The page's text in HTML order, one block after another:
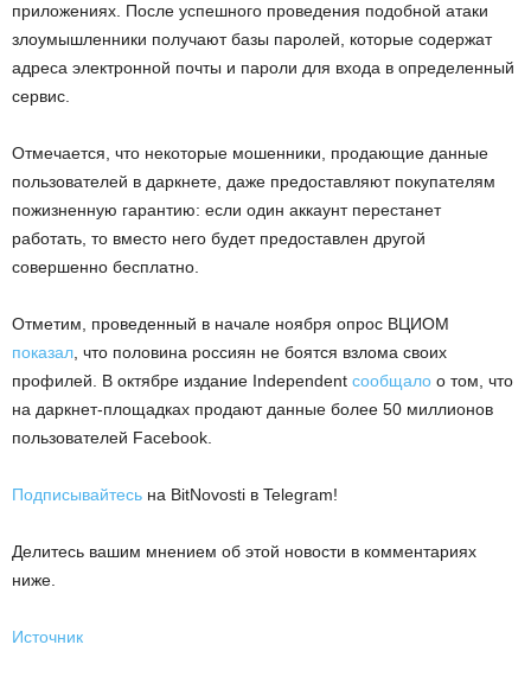
приложениях. После успешного проведения подобной атаки
злоумышленники получают базы паролей, которые содержат
адреса электронной почты и пароли для входа в определенный
сервис.
Отмечается, что некоторые мошенники, продающие данные
пользователей в даркнете, даже предоставляют покупателям
пожизненную гарантию: если один аккаунт перестанет
работать, то вместо него будет предоставлен другой
совершенно бесплатно.
Отметим, проведенный в начале ноября опрос ВЦИОМ
показал , что половина россиян не боятся взлома своих
профилей. В октябре издание Independent сообщало о том, что
на даркнет-площадках продают данные более 50 миллионов
пользователей Facebook.
Подписывайтесь на BitNovosti в Telegram!
Делитесь вашим мнением об этой новости в комментариях
ниже.
Источник